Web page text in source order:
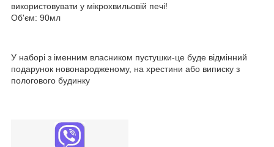
використовувати у мікрохвильовій печі!
Об'єм: 90мл
У наборі з іменним власником пустушки-це буде відмінний
подарунок новонародженому, на хрестини або виписку з
пологового будинку